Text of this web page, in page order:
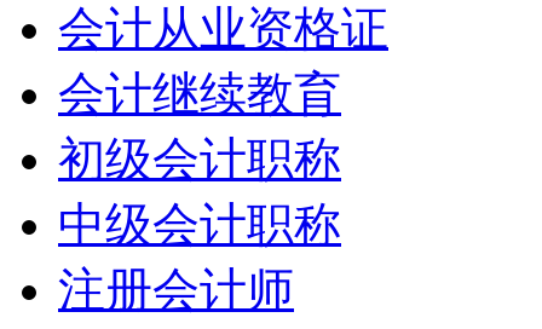
会计从业资格证
会计继续教育
初级会计职称
中级会计职称
注册会计师